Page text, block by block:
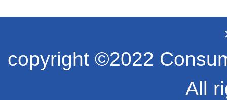
copyright ©2022
All